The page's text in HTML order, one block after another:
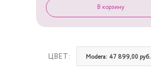
ЦВЕТ: Modera: 47 899,00 руб.